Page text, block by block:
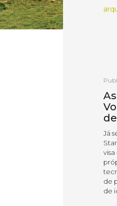
Já
de
de